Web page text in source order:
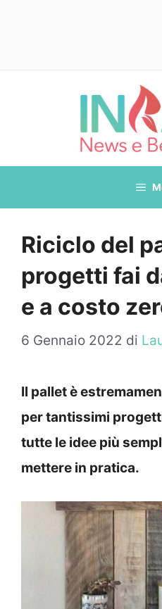
Riciclo del
progetti fai
e a costo
6 Gennaio 2022 di
Il pallet è
per tantissimi
tutte le idee più
mettere in pratica.